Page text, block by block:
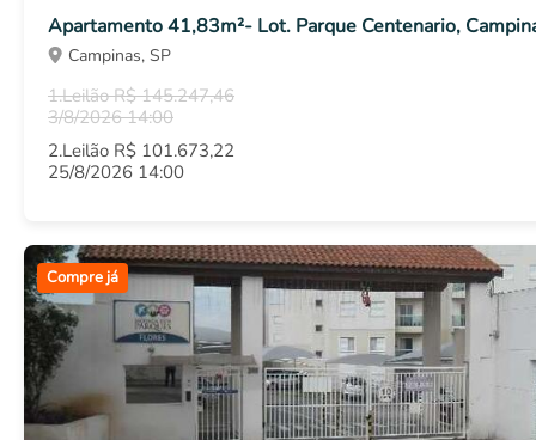
Apartamento 41,83m²- Lot. Parque Centenario,
Campinas, SP
1.Leilão R$ 145.247,46
3/8/2026 14:00
2.Leilão R$ 101.673,22
25/8/2026 14:00
Compre já